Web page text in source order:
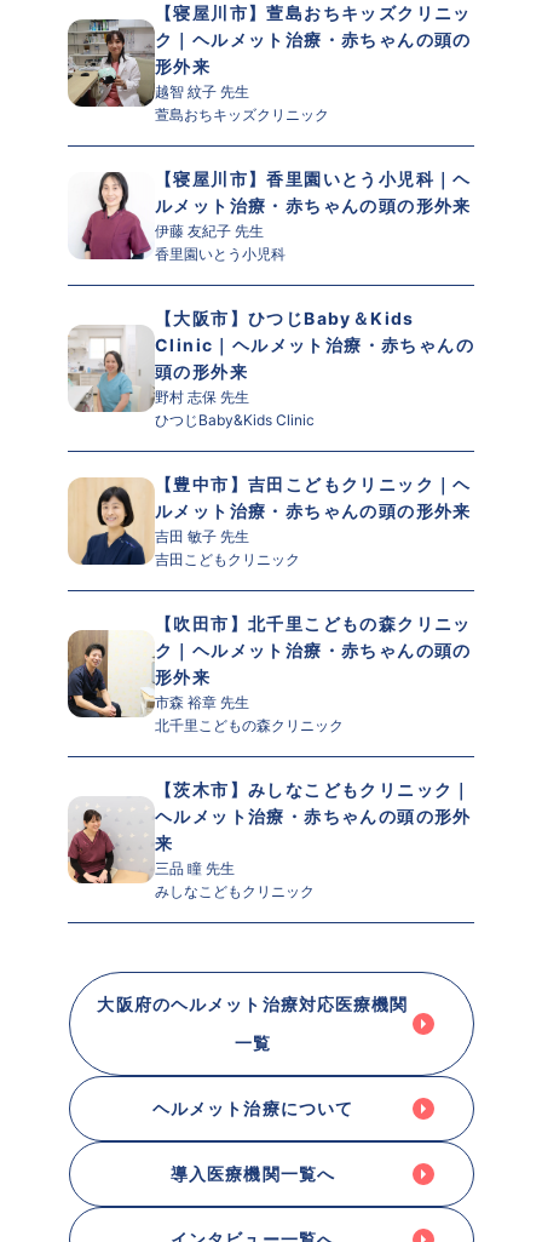
【寝屋川市】萱島おちキッズクリニッ
ク｜ヘルメット治療・赤ちゃんの頭の
形外来
越智 紋子 先生
萱島おちキッズクリニック
【寝屋川市】香里園いとう小児科｜ヘ
ルメット治療・赤ちゃんの頭の形外来
伊藤 友紀子 先生
香里園いとう小児科
【大阪市】ひつじBaby＆Kids
Clinic｜ヘルメット治療・赤ちゃんの
頭の形外来
野村 志保 先生
ひつじBaby&Kids Clinic
【豊中市】吉田こどもクリニック｜ヘ
ルメット治療・赤ちゃんの頭の形外来
吉田 敏子 先生
吉田こどもクリニック
【吹田市】北千里こどもの森クリニッ
ク｜ヘルメット治療・赤ちゃんの頭の
形外来
市森 裕章 先生
北千里こどもの森クリニック
【茨木市】みしなこどもクリニック｜
ヘルメット治療・赤ちゃんの頭の形外
来
三品 瞳 先生
みしなこどもクリニック
大阪府のヘルメット治療対応医療機関
一覧
ヘルメット治療について
導入医療機関一覧へ